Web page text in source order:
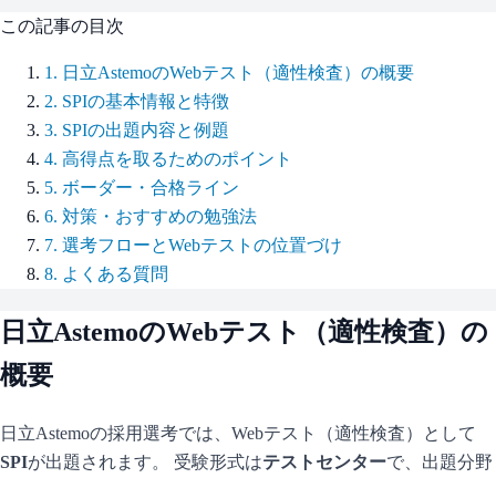
この記事の目次
1 . 日立AstemoのWebテスト（適性検査）の概要
2. SPIの基本情報と特徴
3. SPIの出題内容と例題
4. 高得点を取るためのポイント
5. ボーダー・合格ライン
6. 対策・おすすめの勉強法
7. 選考フローとWebテストの位置づけ
8. よくある質問
日立AstemoのWebテスト（適性検査）の
概要
日立Astemoの採用選考では、Webテスト（適性検査）として
SPIが出題されます。 受験形式はテストセンターで、 出題分野